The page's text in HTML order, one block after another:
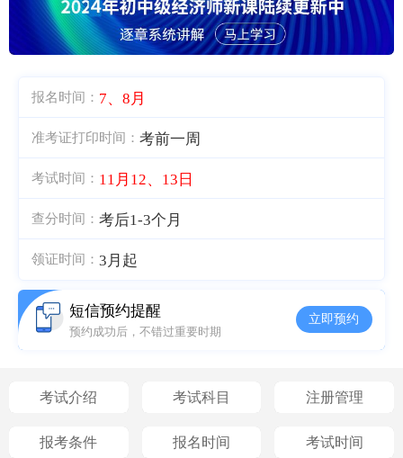
报名时间： 7、8月
准考证打印时间： 考前一周
考试时间： 11月12、13日
查分时间： 考后1-3个月
领证时间： 3月起
短信预约提醒
预约成功后，不错过重要时期
立即预约
考试介绍 考试科目 注册管理
报考条件 报名时间 考试时间